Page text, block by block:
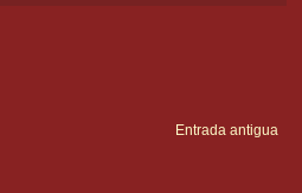
Entrada antigua